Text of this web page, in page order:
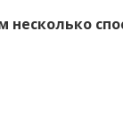
несколько